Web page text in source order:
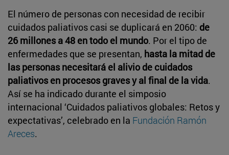
El número de personas con necesidad de recibir
cuidados paliativos casi se duplicará en 2060: de
26 millones a 48 en todo el mundo. Por el tipo de
enfermedades que se presentan, hasta la mitad de
las personas necesitará el alivio de cuidados
paliativos en procesos graves y al final de la vida.
Así se ha indicado durante el simposio
internacional ‘Cuidados paliativos globales: Retos y
expectativas’, celebrado en la Fundación Ramón
Areces.